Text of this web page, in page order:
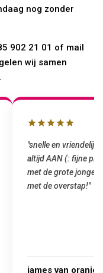
nog zonder
902 21 01 of mail
wij samen
"Top service. Ik had
het installeren van
was meteen door
gemaakt. Top
Marcel Thijs